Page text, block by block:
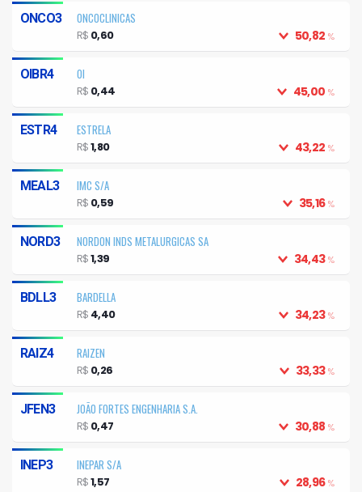
ONCO3
ONCOCLINICAS
50,82 %
R$ 0,60
OIBR4
OI
45,00 %
R$ 0,44
ESTR4
ESTRELA
43,22 %
R$1,80
MEAL3
IMC S/A
35,16%
R$ 0,59
NORD3
NORDON INDS METALURGICAS SA
34,43%
R$1,39
BDLL3
BARDELLA
34,23%
R$ 4,40
RAIZ4
RAIZEN
33,33%
R$ 0,26
JFEN3
JOÃO FORTES ENGENHARIA S.A.
30,88 %
R$ 0,47
INEP3
INEPAR S/A
28,96%
R$1,57